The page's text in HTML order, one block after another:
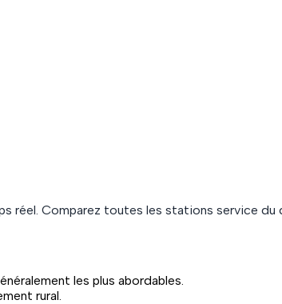
réel. Comparez toutes les stations service du
les plus abordables.
rural.